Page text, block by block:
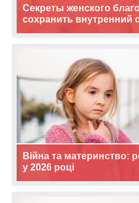
Секреты женского
сохранить внутренний
Війна та материнство:
у 2026 році